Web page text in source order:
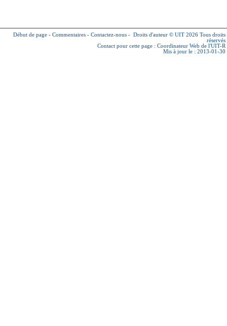
Début de page - Commentaires - Contactez-nous - Droits d'auteur © UIT 2026 Tous droits
réservés
Contact pour cette page : Coordinateur Web de l'UIT-R
Mis à jour le : 2013-01-30